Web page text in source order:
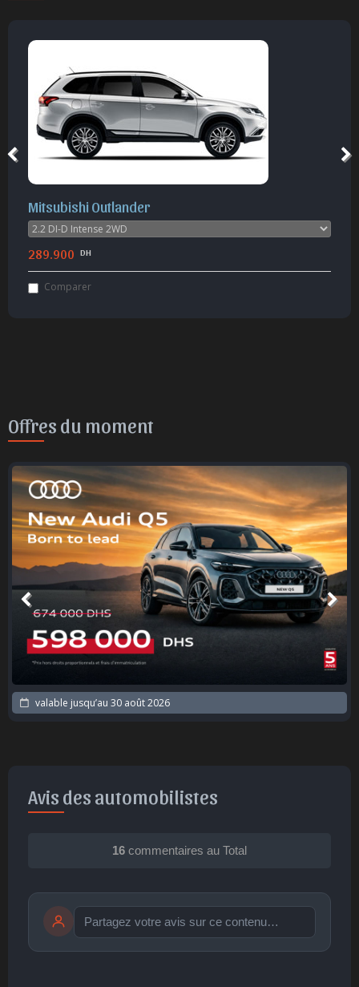
Mitsubishi Outlander
289.900 DH
Comparer
Offres du moment
valable jusqu’au 30 août 2026
Avis des automobilistes
16 commentaires au Total
publication immédiate Publier